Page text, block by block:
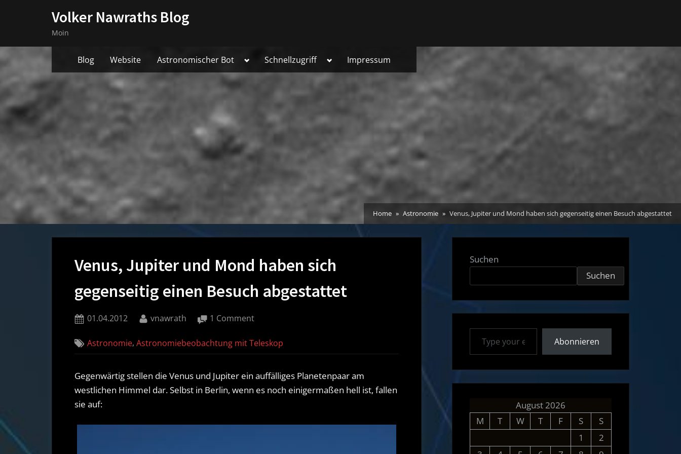
Volker Nawraths Blog
Moin
Blog Website Astronomischer Bot Toggle
menu
Schnellzugriff Toggle
menu
Impressum
Home Astronomie Venus, Jupiter und Mond haben sich gegenseitig einen Besuch abgestattet
Venus, Jupiter und Mond haben sich
gegenseitig einen Besuch abgestattet
Posted
01.04.2012 By
vnawrath 1 Commenton
Jupiter
Mond
haben
einen
Astronomie,Astronomiebeobachtung mit Teleskop
Gegenwärtig stellen die Venus und Jupiter ein auffälliges Planetenpaar am
westlichen Himmel dar. Selbst in Berlin, wenn es noch einigermaßen hell ist, fallen
sie auf:
Suchen
Suchen
Type your email…
Abonnieren
August 2026
M
T W T F S
S
1
2